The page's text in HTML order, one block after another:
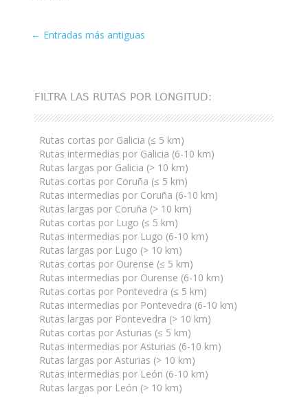
Entrada
navegación
← Entradas más antiguas
FILTRA LAS RUTAS POR LONGITUD:
Rutas cortas por Galicia (≤ 5 km)
Rutas intermedias por Galicia (6-10 km)
Rutas largas por Galicia (> 10 km)
Rutas cortas por Coruña (≤ 5 km)
Rutas intermedias por Coruña (6-10 km)
Rutas largas por Coruña (> 10 km)
Rutas cortas por Lugo (≤ 5 km)
Rutas intermedias por Lugo (6-10 km)
Rutas largas por Lugo (> 10 km)
Rutas cortas por Ourense (≤ 5 km)
Rutas intermedias por Ourense (6-10 km)
Rutas cortas por Pontevedra (≤ 5 km)
Rutas intermedias por Pontevedra (6-10 km)
Rutas largas por Pontevedra (> 10 km)
Rutas cortas por Asturias (≤ 5 km)
Rutas intermedias por Asturias (6-10 km)
Rutas largas por Asturias (> 10 km)
Rutas intermedias por León (6-10 km)
Rutas largas por León (> 10 km)